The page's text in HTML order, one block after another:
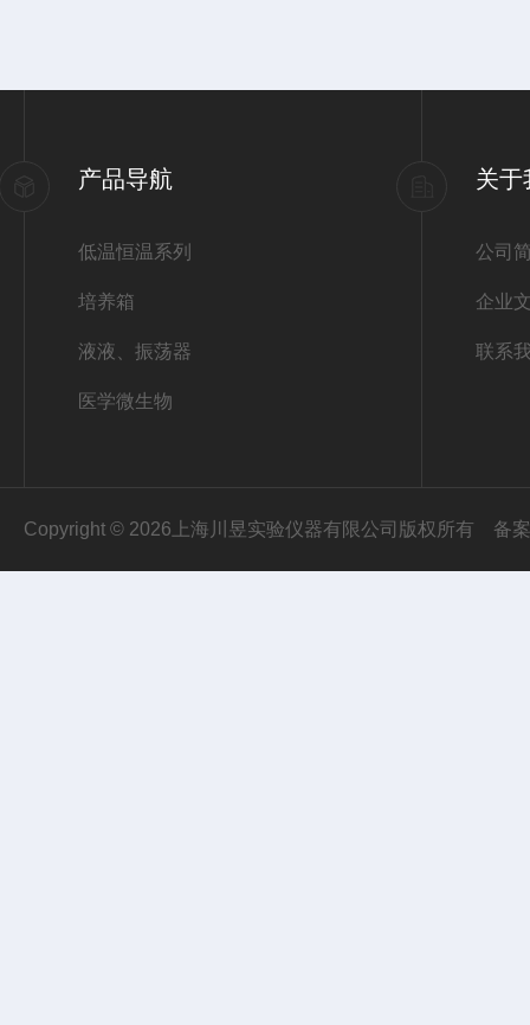
产品导航
低温恒温系列
培养箱
液液、振荡器
医学微生物
关于
公司
企业
联系
Copyright © 2026上海川昱实验仪器有限公司版权所有 备